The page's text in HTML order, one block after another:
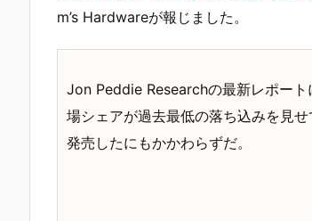
m’s Hardwareが報じました。
Jon Peddie Researchの最新レポー
場シェアが過去最低の落ち込みを見
発売したにもかかわらずだ。